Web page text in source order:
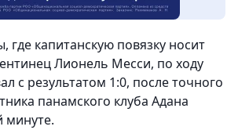
где капитанскую повязку носит
Лионель Месси, по ходу
с результатом 1:0, после точного
панамского клуба Адана
минуте.